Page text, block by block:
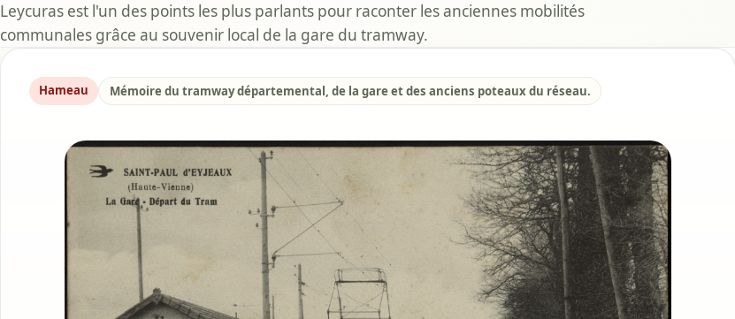
Leycuras est l'un des points les plus parlants pour raconter les anciennes mobilités
communales grâce au souvenir local de la gare du tramway.
Hameau Mémoire du tramway départemental, de la gare et des anciens poteaux du réseau.